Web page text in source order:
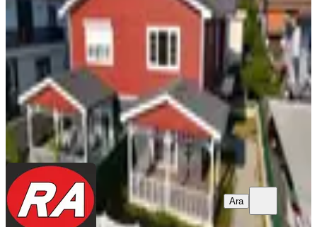
Silivri, Mimar Sinan Mahallesi
3+1· 130 m²·05.08.2026
11.500.000 ₺
RA gayrimenkul Yasin Astan
Ara